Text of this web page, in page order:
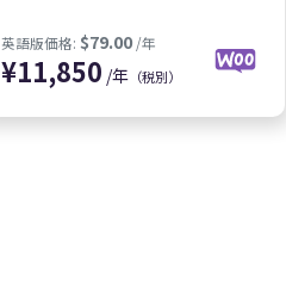
/年（税別）